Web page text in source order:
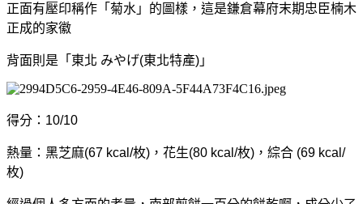
正面有壓印稱作「菊水」的圖樣，這是鎌倉幕府末期忠臣楠木
正成的家徽
背面則是「東北 みやげ(東北特產)」
得分：10/10
熱量：黑芝麻(67 kcal/枚)，花生(80 kcal/枚)，綜合 (69 kcal/
枚)